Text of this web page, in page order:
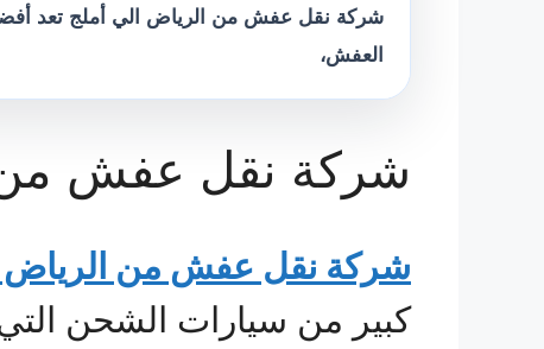
شركة نقل عفش من الرياض الي أملج تعد
العفش،
شركة نقل عفش من
شركة نقل عفش من الرياض
كبير من سيارات الشحن التي